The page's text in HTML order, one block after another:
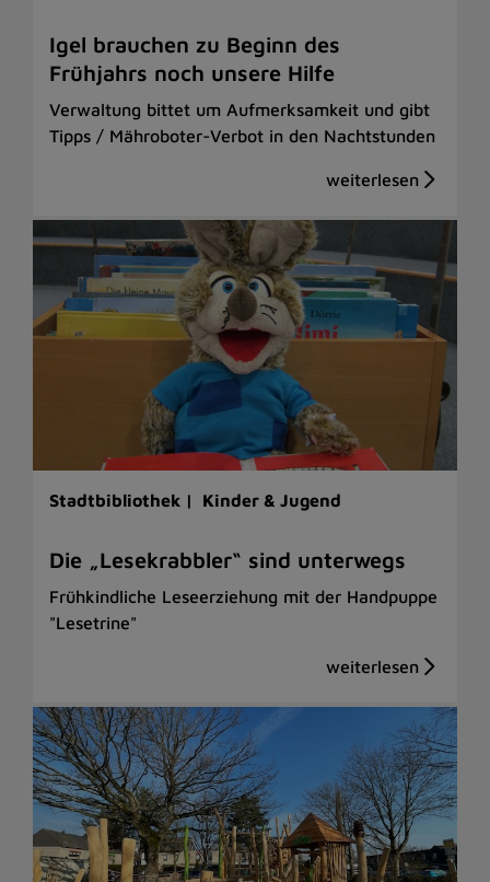
Igel brauchen zu Beginn des
Frühjahrs noch unsere Hilfe
Verwaltung bittet um Aufmerksamkeit und gibt
Tipps / Mähroboter-Verbot in den Nachtstunden
Stadtbibliothek | Kinder & Jugend
Die „Lesekrabbler“ sind unterwegs
Frühkindliche Leseerziehung mit der Handpuppe
"Lesetrine"